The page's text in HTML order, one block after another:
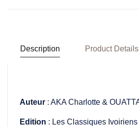
Description Product Details
Auteur : AKA Charlotte &
Edition : Les Classiques Ivoiriens